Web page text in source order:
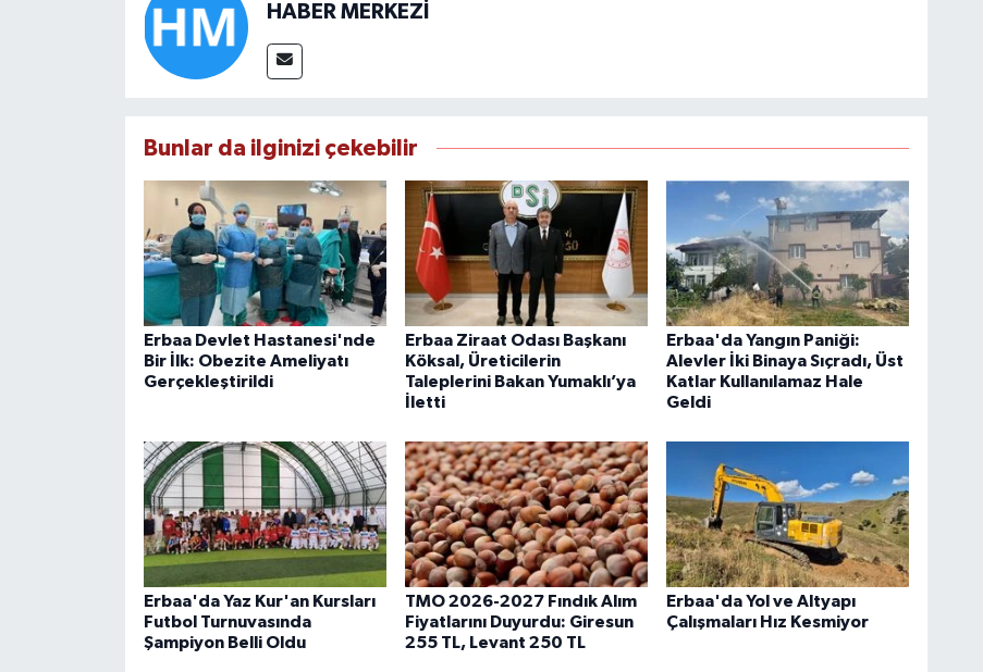
HABER MERKEZİ
Bunlar da ilginizi çekebilir
Erbaa Devlet Hastanesi'nde
Bir İlk: Obezite Ameliyatı
Gerçekleştirildi
Erbaa Ziraat Odası Başkanı
Köksal, Üreticilerin
Taleplerini Bakan Yumaklı’ya
İletti
Erbaa'da Yangın Paniği:
Alevler İki Binaya Sıçradı, Üst
Katlar Kullanılamaz Hale
Geldi
Erbaa'da Yaz Kur'an Kursları
Futbol Turnuvasında
Şampiyon Belli Oldu
TMO 2026-2027 Fındık Alım
Fiyatlarını Duyurdu: Giresun
255 TL, Levant 250 TL
Erbaa'da Yol ve Altyapı
Çalışmaları Hız Kesmiyor